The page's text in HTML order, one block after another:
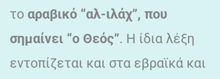
το αραβικό “αλ-ιλάχ”, που
σημαίνει “ο Θεός”. Η ίδια λέξη
εντοπίζεται και στα εβραϊκά και